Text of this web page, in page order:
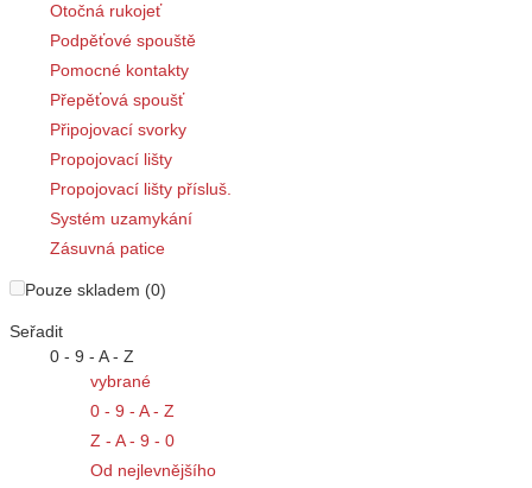
Otočná rukojeť
Podpěťové spouště
Pomocné kontakty
Přepěťová spoušť
Připojovací svorky
Propojovací lišty
Propojovací lišty přísluš.
Systém uzamykání
Zásuvná patice
Pouze skladem (0)
Seřadit
0 - 9 - A - Z
vybrané
0 - 9 - A - Z
Z - A - 9 - 0
Od nejlevnějšího